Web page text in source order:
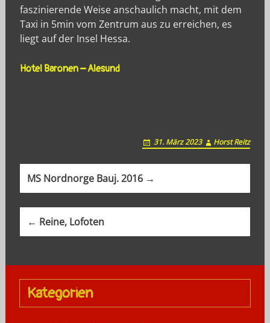
faszinierende Weise anschaulich macht, mit dem
Taxi in 5min vom Zentrum aus zu erreichen, es
liegt auf der Insel Hessa.
Hotel Baronen – Alesund
31. März 2023 Horst Reitz
P
o
t
a
v
MS Nordnorge Bauj. 2016 →
← Reine, Lofoten
Kategorien